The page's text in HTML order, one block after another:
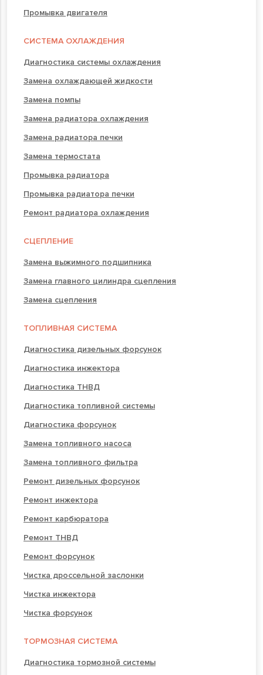
Промывка двигателя
СИСТЕМА ОХЛАЖДЕНИЯ
Диагностика системы охлаждения
Замена охлаждающей жидкости
Замена помпы
Замена радиатора охлаждения
Замена радиатора печки
Замена термостата
Промывка радиатора
Промывка радиатора печки
Ремонт радиатора охлаждения
СЦЕПЛЕНИЕ
Замена выжимного подшипника
Замена главного цилиндра сцепления
Замена сцепления
ТОПЛИВНАЯ СИСТЕМА
Диагностика дизельных форсунок
Диагностика инжектора
Диагностика ТНВД
Диагностика топливной системы
Диагностика форсунок
Замена топливного насоса
Замена топливного фильтра
Ремонт дизельных форсунок
Ремонт инжектора
Ремонт карбюратора
Ремонт ТНВД
Ремонт форсунок
Чистка дроссельной заслонки
Чистка инжектора
Чистка форсунок
ТОРМОЗНАЯ СИСТЕМА
Диагностика тормозной системы